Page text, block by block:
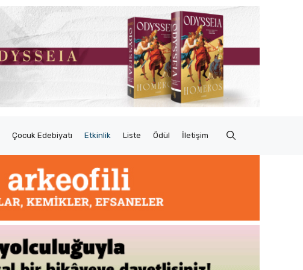
Çocuk Edebiyatı Etkinlik Liste Ödül İletişim